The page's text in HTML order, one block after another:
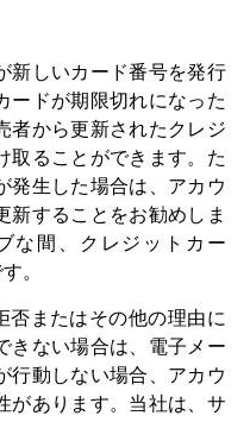
新しいカード番号を発行
ードが期限切れになった
者から更新されたクレジ
取ることができます。た
発生した場合は、アカウ
新することをお勧めしま
な間、クレジットカー
。
否またはその他の理由に
きない場合は、電子メー
行動しない場合、アカウ
があります。当社は、サ